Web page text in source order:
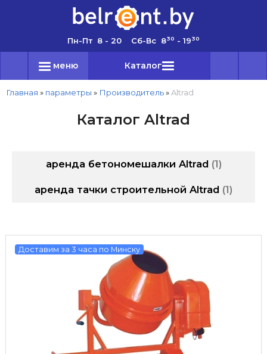
Пн-Пт 8 - 20 Сб-Вс 830 - 1930
меню Каталог
Главная » параметры » Производитель»Altrad
Каталог Altrad
аренда бетономешалки Altrad 1
аренда тачки строительной Altrad 1
Доставим за 3 часа по Минску